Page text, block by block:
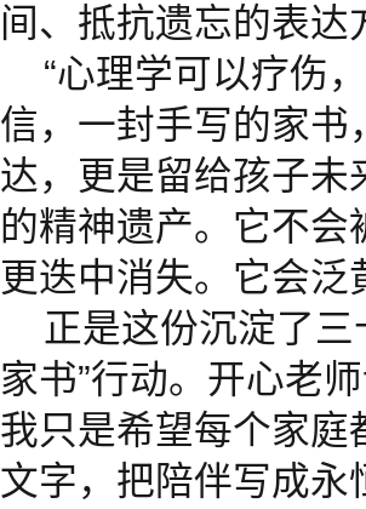
间、抵抗遗忘的表达
“心理学可以疗伤
信，一封手写的家
达，更是留给孩子
的精神遗产。它不
更迭中消失。它会
正是这份沉淀了
家书”行动。开心老
我只是希望每个家
文字，把陪伴写成永